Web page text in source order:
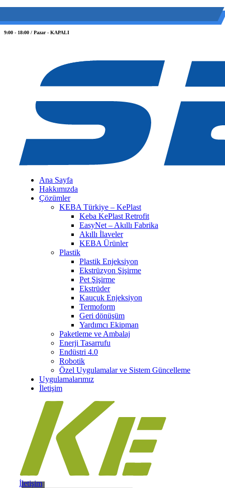
9:00 - 18:00 / Pazar - KAPALI
Ana Sayfa
Hakkımızda
Çözümler
KEBA Türkiye – KePlast
Keba KePlast Retrofit
EasyNet – Akıllı Fabrika
Akıllı İlaveler
KEBA Ürünler
Plastik
Plastik Enjeksiyon
Ekstrüzyon Şişirme
Pet Şişirme
Ekstrüder
Kauçuk Enjeksiyon
Termoform
Geri dönüşüm
Yardımcı Ekipman
Paketleme ve Ambalaj
Enerji Tasarrufu
Endüstri 4.0
Robotik
Özel Uygulamalar ve Sistem Güncelleme
Uygulamalarımız
İletişim
İletişim